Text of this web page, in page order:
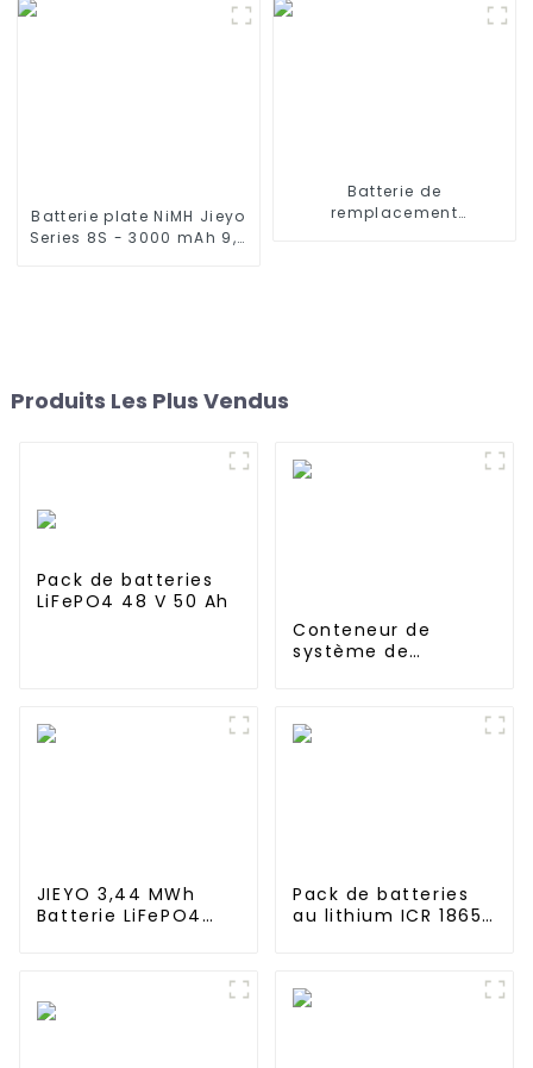
Batterie plate NiMH Jieyo
Series 8S - 3000 mAh 9,6
Batterie de
remplacement
Produits Les Plus Vendus
Pack de batteries
LiFePO4 48 V 50 Ah
Conteneur de
système de
1mWh 2mWh 3mWh
JIEYO 3,44 MWh
Batterie LiFePO4
extérieur pour
système hybride
Pack de batteries
au lithium ICR 18650
5200mAh 7800mAh
Batteries Li-ion 11,1v